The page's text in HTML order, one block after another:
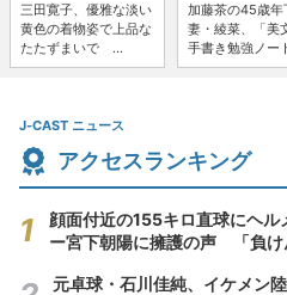
三田寛子、優雅な淡い
黄色の着物姿で上品な
たたずまいで ...
加藤茶の45歳年
妻・綾菜、「美
手書き勉強ノー
J-CAST ニュース
アクセスランキング
顔面付近の155キロ直球にヘ
ー宮下朝陽に擁護の声 「負け
元卓球・石川佳純、イケメン